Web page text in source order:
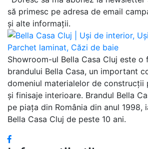
să primesc pe adresa de email
și alte informații.
Showroom-ul Bella Casa Cluj este o
brandului Bella Casa, un important
domeniul materialelor de construcții
și finisaje interioare. Brandul Bella
pe piața din România din anul 1998,
Bella Casa Cluj de peste 10 ani.